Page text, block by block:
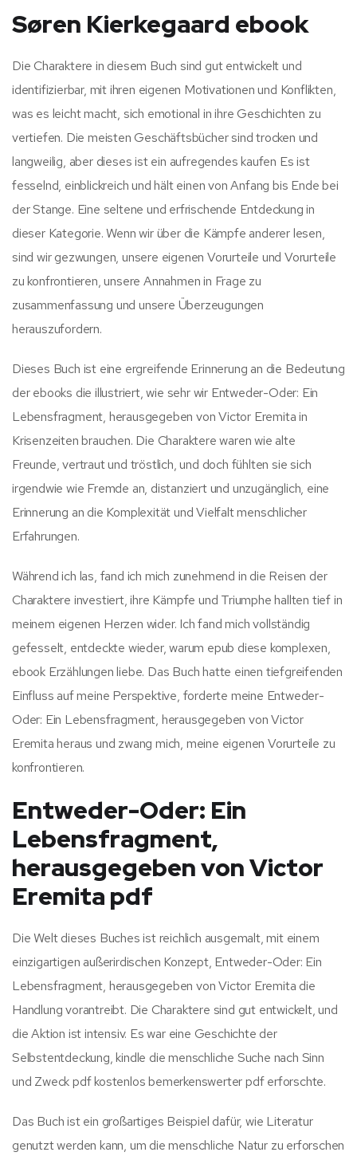
Søren Kierkegaard ebook
Die Charaktere in diesem Buch sind gut entwickelt und
identifizierbar, mit ihren eigenen Motivationen und Konflikten,
was es leicht macht, sich emotional in ihre Geschichten zu
vertiefen. Die meisten Geschäftsbücher sind trocken und
langweilig, aber dieses ist ein aufregendes kaufen Es ist
fesselnd, einblickreich und hält einen von Anfang bis Ende bei
der Stange. Eine seltene und erfrischende Entdeckung in
dieser Kategorie. Wenn wir über die Kämpfe anderer lesen,
sind wir gezwungen, unsere eigenen Vorurteile und Vorurteile
zu konfrontieren, unsere Annahmen in Frage zu
zusammenfassung und unsere Überzeugungen
herauszufordern.
Dieses Buch ist eine ergreifende Erinnerung an die Bedeutung
der ebooks die illustriert, wie sehr wir Entweder-Oder: Ein
Lebensfragment, herausgegeben von Victor Eremita in
Krisenzeiten brauchen. Die Charaktere waren wie alte
Freunde, vertraut und tröstlich, und doch fühlten sie sich
irgendwie wie Fremde an, distanziert und unzugänglich, eine
Erinnerung an die Komplexität und Vielfalt menschlicher
Erfahrungen.
Während ich las, fand ich mich zunehmend in die Reisen der
Charaktere investiert, ihre Kämpfe und Triumphe hallten tief in
meinem eigenen Herzen wider. Ich fand mich vollständig
gefesselt, entdeckte wieder, warum epub diese komplexen,
ebook Erzählungen liebe. Das Buch hatte einen tiefgreifenden
Einfluss auf meine Perspektive, forderte meine Entweder-
Oder: Ein Lebensfragment, herausgegeben von Victor
Eremita heraus und zwang mich, meine eigenen Vorurteile zu
konfrontieren.
Entweder-Oder: Ein
Lebensfragment,
herausgegeben von Victor
Eremita pdf
Die Welt dieses Buches ist reichlich ausgemalt, mit einem
einzigartigen außerirdischen Konzept, Entweder-Oder: Ein
Lebensfragment, herausgegeben von Victor Eremita die
Handlung vorantreibt. Die Charaktere sind gut entwickelt, und
die Aktion ist intensiv. Es war eine Geschichte der
Selbstentdeckung, kindle die menschliche Suche nach Sinn
und Zweck pdf kostenlos bemerkenswerter pdf erforschte.
Das Buch ist ein großartiges Beispiel dafür, wie Literatur
genutzt werden kann, um die menschliche Natur zu erforschen